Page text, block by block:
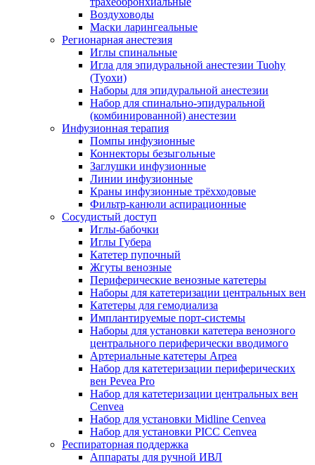
Воздуховоды
Маски ларингеальные
Регионарная анестезия
Иглы спинальные
Игла для эпидуральной анестезии Tuohy
(Туохи)
Наборы для эпидуральной анестезии
Набор для спинально-эпидуральной
(комбинированной) анестезии
Инфузионная терапия
Помпы инфузионные
Коннекторы безыгольные
Заглушки инфузионные
Линии инфузионные
Краны инфузионные трёхходовые
Фильтр-канюли аспирационные
Сосудистый доступ
Иглы-бабочки
Иглы Губера
Катетер пупочный
Жгуты венозные
Периферические венозные катетеры
Наборы для катетеризации центральных вен
Катетеры для гемодиализа
Имплантируемые порт‑системы
Наборы для установки катетера венозного
центрального периферически вводимого
Артериальные катетеры Arpea
Набор для катетеризации периферических
вен Pevea Pro
Набор для катетеризации центральных вен
Cenvea
Набор для установки Midline Cenvea
Набор для установки PICC Cenvea
Респираторная поддержка
Аппараты для ручной ИВЛ